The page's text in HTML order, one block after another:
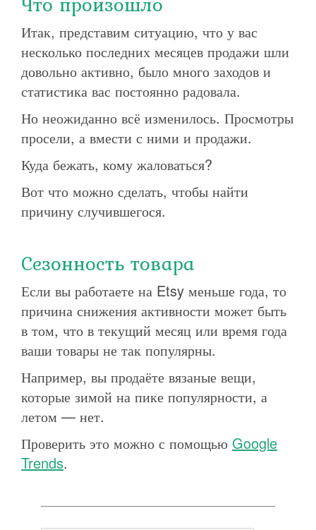
Итак, представим ситуацию, что у вас
несколько последних месяцев продажи шли
довольно активно, было много заходов и
статистика вас постоянно радовала.
Но неожиданно всё изменилось. Просмотры
просели, а вмести с ними и продажи.
Куда бежать, кому жаловаться?
Вот что можно сделать, чтобы найти
причину случившегося.
Сезонность товара
Если вы работаете на Etsy меньше года, то
причина снижения активности может быть
в том, что в текущий месяц или время года
ваши товары не так популярны.
Например, вы продаёте вязаные вещи,
которые зимой на пике популярности, а
летом — нет.
Проверить это можно с помощью Google
Trends.